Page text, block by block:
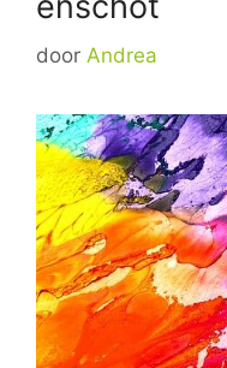
door Andrea